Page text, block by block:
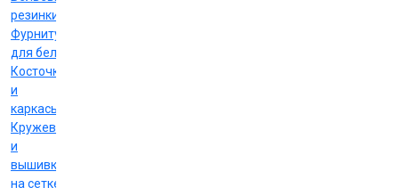
резинки
Фурнитура
для белья
Косточки
и
каркасы
Кружево
и
вышивка
на сетке